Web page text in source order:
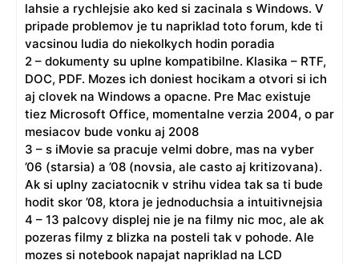
lahsie a rychlejsie ako ked si zacinala s Windows. V
pripade problemov je tu napriklad toto forum, kde ti
vacsinou ludia do niekolkych hodin poradia
2 – dokumenty su uplne kompatibilne. Klasika – RTF,
DOC, PDF. Mozes ich doniest hocikam a otvori si ich
aj clovek na Windows a opacne. Pre Mac existuje
tiez Microsoft Office, momentalne verzia 2004, o par
mesiacov bude vonku aj 2008
3 – s iMovie sa pracuje velmi dobre, mas na vyber
’06 (starsia) a ’08 (novsia, ale casto aj kritizovana).
Ak si uplny zaciatocnik v strihu videa tak sa ti bude
hodit skor ’08, ktora je jednoduchsia a intuitivnejsia
4 – 13 palcovy displej nie je na filmy nic moc, ale ak
pozeras filmy z blizka na posteli tak v pohode. Ale
mozes si notebook napajat napriklad na LCD